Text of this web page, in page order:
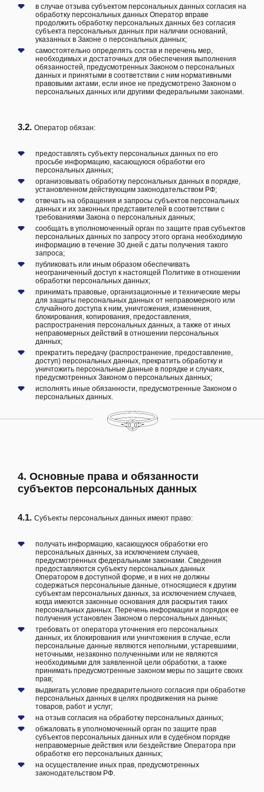
в случае отзыва субъектом персональных данных согласия на
обработку персональных данных Оператор вправе
продолжить обработку персональных данных без согласия
субъекта персональных данных при наличии оснований,
указанных в Законе о персональных данных;
самостоятельно определять состав и перечень мер,
необходимых и достаточных для обеспечения выполнения
обязанностей, предусмотренных Законом о персональных
данных и принятыми в соответствии с ним нормативными
правовыми актами, если иное не предусмотрено Законом о
персональных данных или другими федеральными законами.
3.2. Оператор обязан:
предоставлять субъекту персональных данных по его
просьбе информацию, касающуюся обработки его
персональных данных;
организовывать обработку персональных данных в порядке,
установленном действующим законодательством РФ;
отвечать на обращения и запросы субъектов персональных
данных и их законных представителей в соответствии с
требованиями Закона о персональных данных;
сообщать в уполномоченный орган по защите прав субъектов
персональных данных по запросу этого органа необходимую
информацию в течение 30 дней с даты получения такого
запроса;
публиковать или иным образом обеспечивать
неограниченный доступ к настоящей Политике в отношении
обработки персональных данных;
принимать правовые, организационные и технические меры
для защиты персональных данных от неправомерного или
случайного доступа к ним, уничтожения, изменения,
блокирования, копирования, предоставления,
распространения персональных данных, а также от иных
неправомерных действий в отношении персональных
данных;
прекратить передачу (распространение, предоставление,
доступ) персональных данных, прекратить обработку и
уничтожить персональные данные в порядке и случаях,
предусмотренных Законом о персональных данных;
исполнять иные обязанности, предусмотренные Законом о
персональных данных.
4. Основные права и обязанности
субъектов персональных данных
4.1. Субъекты персональных данных имеют право:
получать информацию, касающуюся обработки его
персональных данных, за исключением случаев,
предусмотренных федеральными законами. Сведения
предоставляются субъекту персональных данных
Оператором в доступной форме, и в них не должны
содержаться персональные данные, относящиеся к другим
субъектам персональных данных, за исключением случаев,
когда имеются законные основания для раскрытия таких
персональных данных. Перечень информации и порядок ее
получения установлен Законом о персональных данных;
требовать от оператора уточнения его персональных
данных, их блокирования или уничтожения в случае, если
персональные данные являются неполными, устаревшими,
неточными, незаконно полученными или не являются
необходимыми для заявленной цели обработки, а также
принимать предусмотренные законом меры по защите своих
прав;
выдвигать условие предварительного согласия при обработке
персональных данных в целях продвижения на рынке
товаров, работ и услуг;
на отзыв согласия на обработку персональных данных;
обжаловать в уполномоченный орган по защите прав
субъектов персональных данных или в судебном порядке
неправомерные действия или бездействие Оператора при
обработке его персональных данных;
на осуществление иных прав, предусмотренных
законодательством РФ.